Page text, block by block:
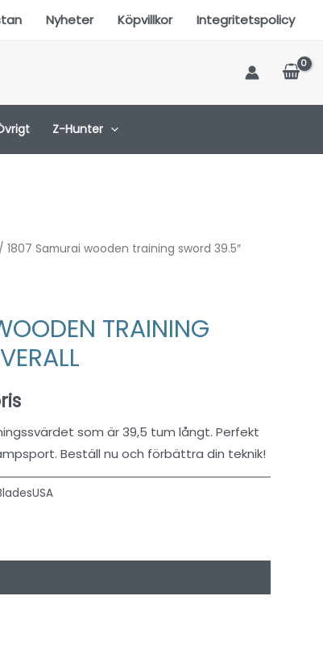
Nyheter Köpvillkor Integritetspolicy
Z-Hunter
Samurai wooden training sword 39.5″
TRAINING
som är 39,5 tum långt. Perfekt
Beställ nu och förbättra din teknik!